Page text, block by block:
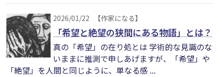
2026/01/22 【作家になる】
「希望と絶望の狭間にある物語」とは？
真の「希望」の在り処とは 学術的な見識のな
いままに推測で申しあげますが、「希望」や
「絶望」を人間と同じように、単なる感 ...